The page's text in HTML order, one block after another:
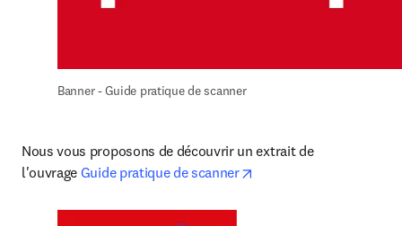
Banner - Guide pratique de scanner
Nous vous proposons de découvrir un extrait de
l'ouvrage Guide pratique de scanner